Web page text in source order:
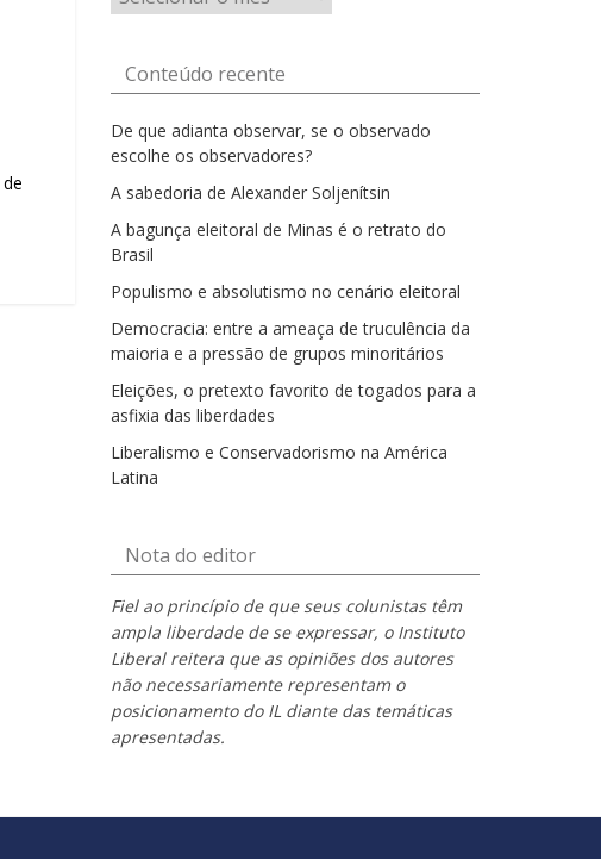
por
Conteúdo recente
De que adianta observar, se o observado
escolhe os observadores?
A sabedoria de Alexander Soljenítsin
A bagunça eleitoral de Minas é o retrato do
Brasil
Populismo e absolutismo no cenário eleitoral
Democracia: entre a ameaça de truculência da
maioria e a pressão de grupos minoritários
Eleições, o pretexto favorito de togados para a
asfixia das liberdades
Liberalismo e Conservadorismo na América
Latina
Nota do editor
Fiel ao princípio de que seus colunistas têm
ampla liberdade de se expressar, o Instituto
Liberal reitera que as opiniões dos autores
não necessariamente representam o
posicionamento do IL diante das temáticas
apresentadas.